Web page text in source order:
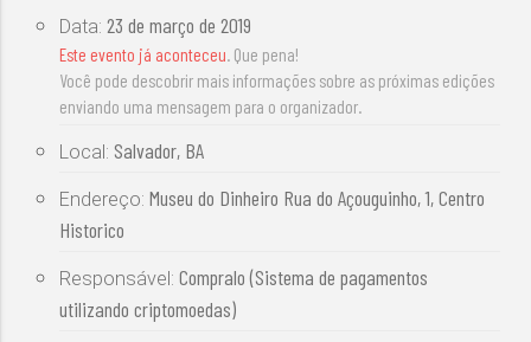
Data:23 de março de 2019
Este evento já aconteceu. Que pena!
Você pode descobrir mais informações sobre as próximas edições
enviando uma mensagem para o organizador.
Local: Salvador, BA
Endereço: Museu do Dinheiro Rua do Açouguinho, 1, Centro
Historico
Responsável:Compralo (Sistema de pagamentos
utilizando criptomoedas)